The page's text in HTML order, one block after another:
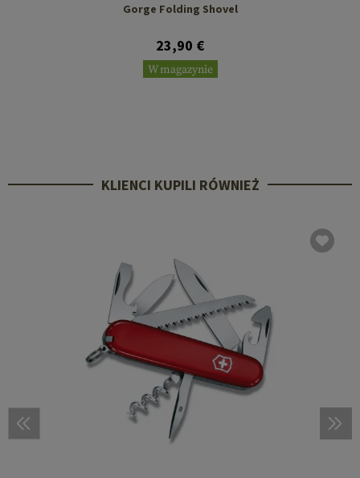
Gorge Folding Shovel
23,90 €
W magazynie
KLIENCI KUPILI RÓWNIEŻ